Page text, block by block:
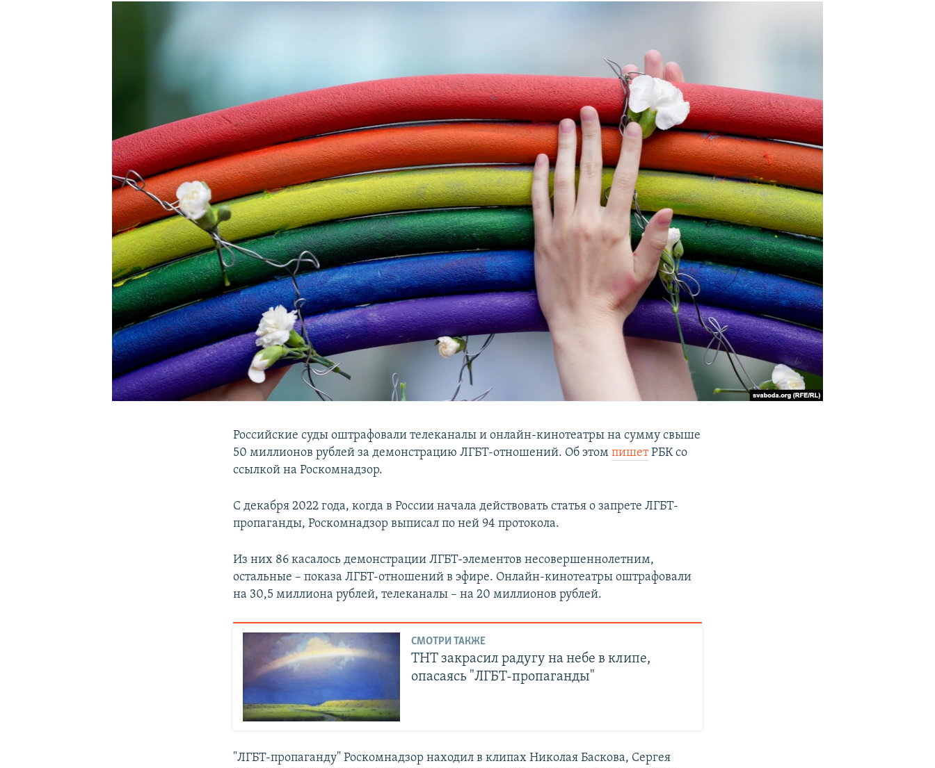
Российские суды оштрафовали телеканалы и онлайн-кинотеатры на сумму свыше
50 миллионов рублей за демонстрацию ЛГБТ-отношений. Об этомпишетРБК со
ссылкой на Роскомнадзор.
С декабря 2022 года, когда в России начала действовать статья о запрете ЛГБТ-
пропаганды, Роскомнадзор выписал по ней 94 протокола.
Из них 86 касалось демонстрации ЛГБТ-элементов несовершеннолетним,
остальные – показа ЛГБТ-отношений в эфире. Онлайн-кинотеатры оштрафовали
на 30,5 миллиона рублей, телеканалы – на 20 миллионов рублей.
СМОТРИ ТАКЖЕ
ТНТ закрасил радугу на небе в клипе,
опасаясь "ЛГБТ-пропаганды"
"ЛГБТ-пропаганду" Роскомнадзор находил в клипах Николая Баскова, Сергея